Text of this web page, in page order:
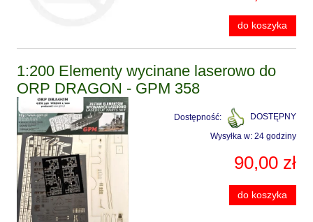
do koszyka
1:200 Elementy wycinane laserowo do
ORP DRAGON - GPM 358
Dostępność:
DOSTĘPNY
Wysyłka w: 24 godziny
90,00 zł
do koszyka